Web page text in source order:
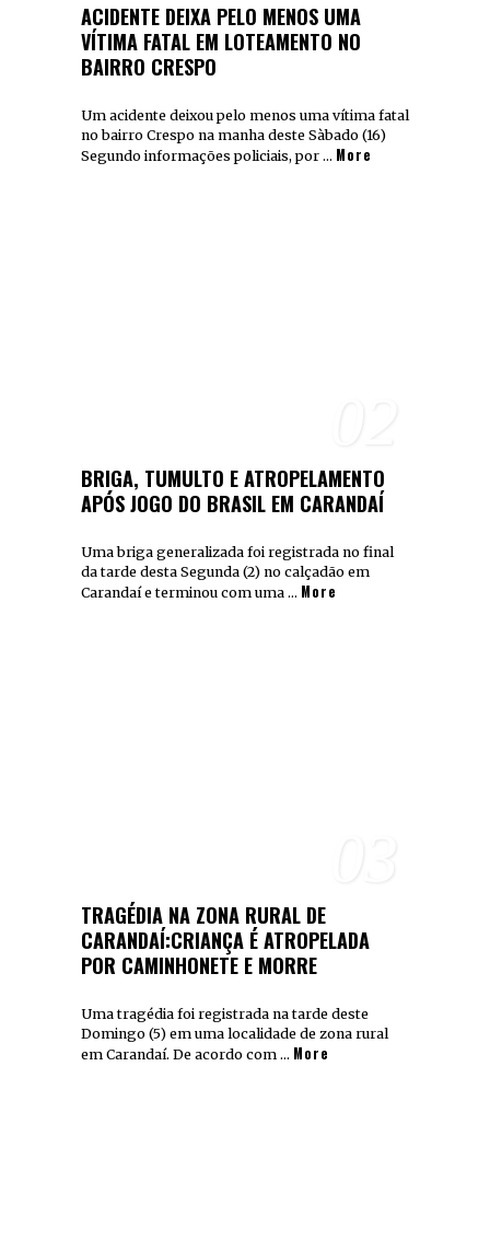
ACIDENTE DEIXA PELO MENOS UMA
VÍTIMA FATAL EM LOTEAMENTO NO
BAIRRO CRESPO
Um acidente deixou pelo menos uma vítima fatal
no bairro Crespo na manha deste Sàbado (16)
Segundo informações policiais, por … More
BRIGA, TUMULTO E ATROPELAMENTO
APÓS JOGO DO BRASIL EM CARANDAÍ
Uma briga generalizada foi registrada no final
da tarde desta Segunda (2) no calçadão em
Carandaí e terminou com uma … More
TRAGÉDIA NA ZONA RURAL DE
CARANDAÍ:CRIANÇA É ATROPELADA
POR CAMINHONETE E MORRE
Uma tragédia foi registrada na tarde deste
Domingo (5) em uma localidade de zona rural
em Carandaí. De acordo com … More